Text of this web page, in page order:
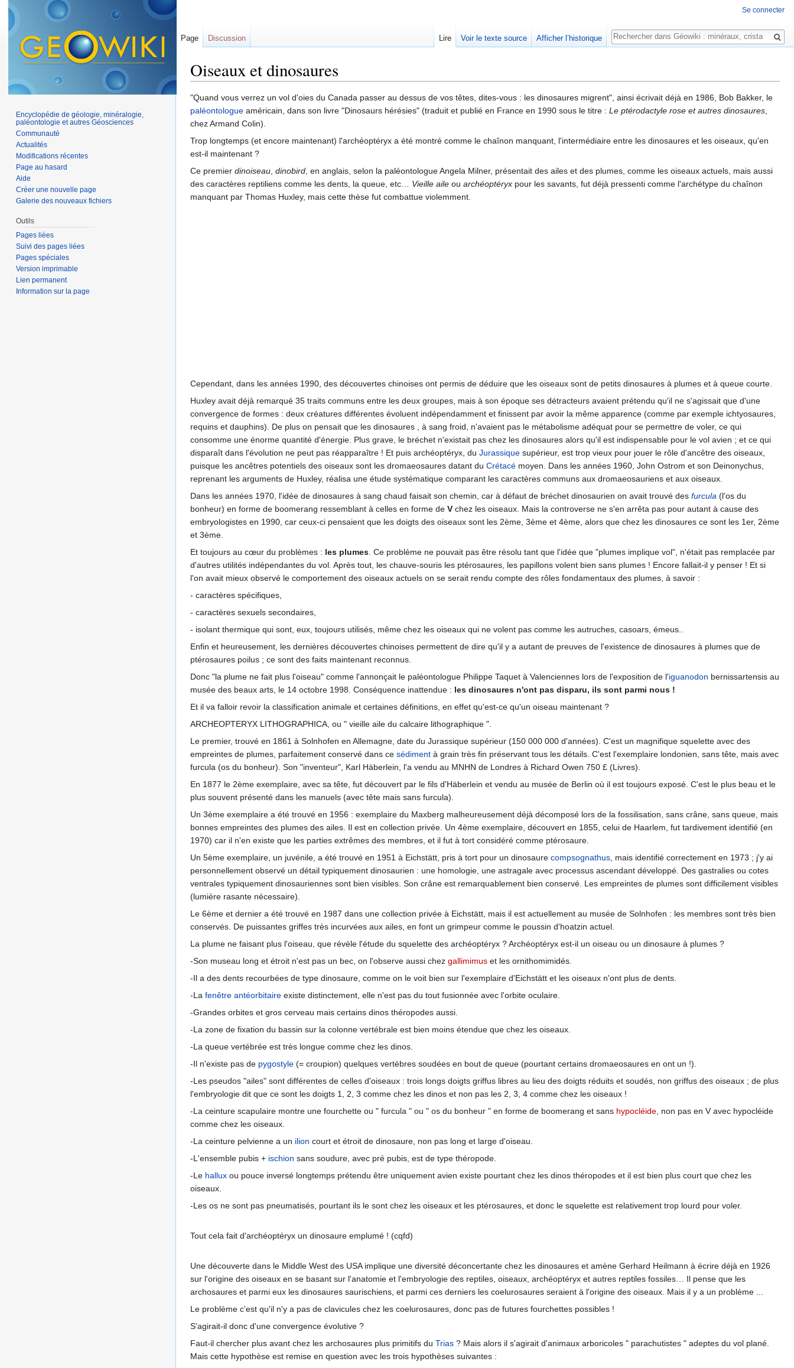
Oiseaux et dinosaures
"Quand vous verrez un vol d'oies du Canada passer au dessus de vos têtes, dites-vous : les dinosaures migrent", ainsi écrivait déjà en 1986, Bob Bakker, le
paléontologue américain, dans son livre "Dinosaurs hérésies" (traduit et publié en France en 1990 sous le titre : Le ptérodactyle rose et autres dinosaures,
chez Armand Colin).
Trop longtemps (et encore maintenant) l'archéoptéryx a été montré comme le chaînon manquant, l'intermédiaire entre les dinosaures et les oiseaux, qu'en
est-il maintenant ?
Ce premier dinoiseau, dinobird, en anglais, selon la paléontologue Angela Milner, présentait des ailes et des plumes, comme les oiseaux actuels, mais aussi
des caractères reptiliens comme les dents, la queue, etc… Vieille aile ou archéoptéryx pour les savants, fut déjà pressenti comme l'archétype du chaînon
manquant par Thomas Huxley, mais cette thèse fut combattue violemment.
Cependant, dans les années 1990, des découvertes chinoises ont permis de déduire que les oiseaux sont de petits dinosaures à plumes et à queue courte.
Huxley avait déjà remarqué 35 traits communs entre les deux groupes, mais à son époque ses détracteurs avaient prétendu qu'il ne s'agissait que d'une
convergence de formes : deux créatures différentes évoluent indépendamment et finissent par avoir la même apparence (comme par exemple ichtyosaures,
requins et dauphins). De plus on pensait que les dinosaures , à sang froid, n'avaient pas le métabolisme adéquat pour se permettre de voler, ce qui
consomme une énorme quantité d'énergie. Plus grave, le bréchet n'existait pas chez les dinosaures alors qu'il est indispensable pour le vol avien ; et ce qui
disparaît dans l'évolution ne peut pas réapparaître ! Et puis archéoptéryx, du Jurassique supérieur, est trop vieux pour jouer le rôle d'ancêtre des oiseaux,
puisque les ancêtres potentiels des oiseaux sont les dromaeosaures datant du Crétacé moyen. Dans les années 1960, John Ostrom et son Deinonychus,
reprenant les arguments de Huxley, réalisa une étude systématique comparant les caractères communs aux dromaeosauriens et aux oiseaux.
Dans les années 1970, l'idée de dinosaures à sang chaud faisait son chemin, car à défaut de bréchet dinosaurien on avait trouvé des furcula (l'os du
bonheur) en forme de boomerang ressemblant à celles en forme de V chez les oiseaux. Mais la controverse ne s'en arrêta pas pour autant à cause des
embryologistes en 1990, car ceux-ci pensaient que les doigts des oiseaux sont les 2ème, 3ème et 4ème, alors que chez les dinosaures ce sont les 1er, 2ème
et 3ème.
Et toujours au cœur du problèmes : les plumes. Ce problème ne pouvait pas être résolu tant que l'idée que "plumes implique vol", n'était pas remplacée par
d'autres utilités indépendantes du vol. Après tout, les chauve-souris les ptérosaures, les papillons volent bien sans plumes ! Encore fallait-il y penser ! Et si
l'on avait mieux observé le comportement des oiseaux actuels on se serait rendu compte des rôles fondamentaux des plumes, à savoir :
- caractères spécifiques,
- caractères sexuels secondaires,
- isolant thermique qui sont, eux, toujours utilisés, même chez les oiseaux qui ne volent pas comme les autruches, casoars, émeus..
Enfin et heureusement, les dernières découvertes chinoises permettent de dire qu'il y a autant de preuves de l'existence de dinosaures à plumes que de
ptérosaures poilus ; ce sont des faits maintenant reconnus.
Donc "la plume ne fait plus l'oiseau" comme l'annonçait le paléontologue Philippe Taquet à Valenciennes lors de l'exposition de l'iguanodon bernissartensis au
musée des beaux arts, le 14 octobre 1998. Conséquence inattendue : les dinosaures n'ont pas disparu, ils sont parmi nous !
Et il va falloir revoir la classification animale et certaines définitions, en effet qu'est-ce qu'un oiseau maintenant ?
ARCHEOPTERYX LITHOGRAPHICA, ou " vieille aile du calcaire lithographique ".
Le premier, trouvé en 1861 à Solnhofen en Allemagne, date du Jurassique supérieur (150 000 000 d'années). C'est un magnifique squelette avec des
empreintes de plumes, parfaitement conservé dans ce sédiment à grain très fin préservant tous les détails. C'est l'exemplaire londonien, sans tête, mais avec
furcula (os du bonheur). Son "inventeur", Karl Häberlein, l'a vendu au MNHN de Londres à Richard Owen 750 £ (Livres).
En 1877 le 2ème exemplaire, avec sa tête, fut découvert par le fils d'Häberlein et vendu au musée de Berlin où il est toujours exposé. C'est le plus beau et le
plus souvent présenté dans les manuels (avec tête mais sans furcula).
Un 3ème exemplaire a été trouvé en 1956 : exemplaire du Maxberg malheureusement déjà décomposé lors de la fossilisation, sans crâne, sans queue, mais
bonnes empreintes des plumes des ailes. Il est en collection privée. Un 4ème exemplaire, découvert en 1855, celui de Haarlem, fut tardivement identifié (en
1970) car il n'en existe que les parties extrêmes des membres, et il fut à tort considéré comme ptérosaure.
Un 5ème exemplaire, un juvénile, a été trouvé en 1951 à Eichstätt, pris à tort pour un dinosaure compsognathus, mais identifié correctement en 1973 ; j'y ai
personnellement observé un détail typiquement dinosaurien : une homologie, une astragale avec processus ascendant développé. Des gastralies ou cotes
ventrales typiquement dinosauriennes sont bien visibles. Son crâne est remarquablement bien conservé. Les empreintes de plumes sont difficilement visibles
(lumière rasante nécessaire).
Le 6ème et dernier a été trouvé en 1987 dans une collection privée à Eichstätt, mais il est actuellement au musée de Solnhofen : les membres sont très bien
conservés. De puissantes griffes très incurvées aux ailes, en font un grimpeur comme le poussin d'hoatzin actuel.
La plume ne faisant plus l'oiseau, que révèle l'étude du squelette des archéoptéryx ? Archéoptéryx est-il un oiseau ou un dinosaure à plumes ?
-Son museau long et étroit n'est pas un bec, on l'observe aussi chez gallimimus et les ornithomimidés.
-Il a des dents recourbées de type dinosaure, comme on le voit bien sur l'exemplaire d'Eichstätt et les oiseaux n'ont plus de dents.
-La fenêtre antéorbitaire existe distinctement, elle n'est pas du tout fusionnée avec l'orbite oculaire.
-Grandes orbites et gros cerveau mais certains dinos théropodes aussi.
-La zone de fixation du bassin sur la colonne vertébrale est bien moins étendue que chez les oiseaux.
-La queue vertébrée est très longue comme chez les dinos.
-Il n'existe pas de pygostyle (= croupion) quelques vertèbres soudées en bout de queue (pourtant certains dromaeosaures en ont un !).
-Les pseudos "ailes" sont différentes de celles d'oiseaux : trois longs doigts griffus libres au lieu des doigts réduits et soudés, non griffus des oiseaux ; de plus
l'embryologie dit que ce sont les doigts 1, 2, 3 comme chez les dinos et non pas les 2, 3, 4 comme chez les oiseaux !
-La ceinture scapulaire montre une fourchette ou " furcula " ou " os du bonheur " en forme de boomerang et sans hypocléide, non pas en V avec hypocléide
comme chez les oiseaux.
-La ceinture pelvienne a un ilion court et étroit de dinosaure, non pas long et large d'oiseau.
-L'ensemble pubis + ischion sans soudure, avec pré pubis, est de type théropode.
-Le hallux ou pouce inversé longtemps prétendu être uniquement avien existe pourtant chez les dinos théropodes et il est bien plus court que chez les
oiseaux.
-Les os ne sont pas pneumatisés, pourtant ils le sont chez les oiseaux et les ptérosaures, et donc le squelette est relativement trop lourd pour voler.
Tout cela fait d'archéoptéryx un dinosaure emplumé ! (cqfd)
Une découverte dans le Middle West des USA implique une diversité déconcertante chez les dinosaures et amène Gerhard Heilmann à écrire déjà en 1926
sur l'origine des oiseaux en se basant sur l'anatomie et l'embryologie des reptiles, oiseaux, archéoptéryx et autres reptiles fossiles… Il pense que les
archosaures et parmi eux les dinosaures saurischiens, et parmi ces derniers les coelurosaures seraient à l'origine des oiseaux. Mais il y a un problème ...
Le problème c'est qu'il n'y a pas de clavicules chez les coelurosaures, donc pas de futures fourchettes possibles !
S'agirait-il donc d'une convergence évolutive ?
Faut-il chercher plus avant chez les archosaures plus primitifs du Trias ? Mais alors il s'agirait d'animaux arboricoles " parachutistes " adeptes du vol plané.
Mais cette hypothèse est remise en question avec les trois hypothèses suivantes :
Se connecter
Page Discussion Lire Voir le texte source Afficher l’historique
Rechercher
Encyclopédie de géologie, minéralogie,
paléontologie et autres Géosciences
Communauté
Actualités
Modifications récentes
Page au hasard
Aide
Créer une nouvelle page
Galerie des nouveaux fichiers
Outils
Pages liées
Suivi des pages liées
Pages spéciales
Version imprimable
Lien permanent
Information sur la page